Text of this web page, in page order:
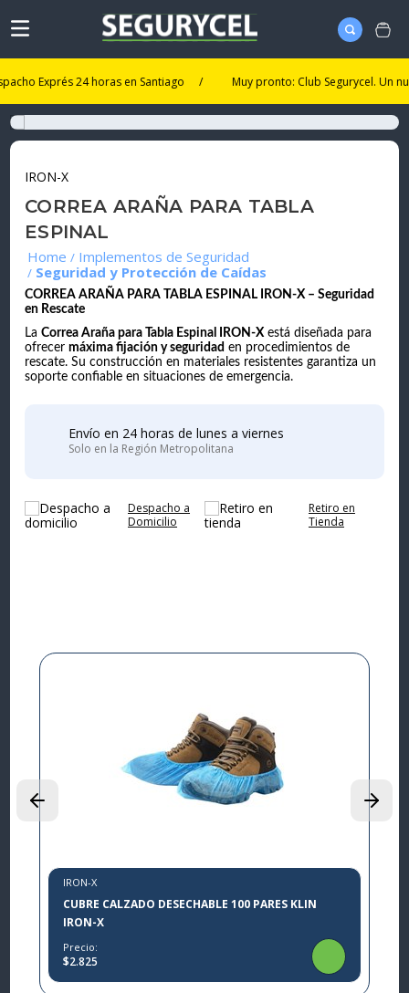
Exprés 24 horas en Santiago / Muy pronto: Club Segurycel. Un
IRON-X
CORREA ARAÑA PARA TABLA
ESPINAL
Implementos de Seguridad
Seguridad y Protección de Caídas
CORREA ARAÑA PARA TABLA ESPINAL IRON-X – Seguridad
en Rescate
LaCorrea Araña para Tabla Espinal IRON-Xestá diseñada para
ofrecermáxima fijación y seguridad en procedimientos de
rescate. Su construcción en materiales resistentes garantiza un
soporte confiable en situaciones de emergencia.
Envío en 24 horas de lunes a viernes
Solo en la Región Metropolitana
Despacho a
Domicilio
Retiro en
Tienda
IRON-X
CUBRE CALZADO DESECHABLE 100 PARES KLIN
IRON-X
Precio:
$2.825